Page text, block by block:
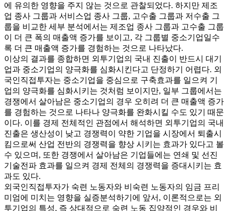
에 유의한 영향을 주지 않는 것으로 관찰되었다. 하지만 제조
업 종사 그룹과 서비스업 종사 그룹, 고수출 그룹과 저수출 그
룹을 비교한 세부 분석에서는 제조업 종사 그룹과 고수출 그룹
이 더 큰 폭의 매출액 증가를 보이고, 각 그룹별 중소기업일수
록 더 큰 매출액 증가를 경험하는 것으로 나타났다.
이상의 결과를 종합하면 외투기업의 국내 진출이 반드시 대기
업과 중소기업의 양극화를 심화시킨다고 단정하기 어렵다. 외
국인직접투자는 중소기업을 중심으로 구축효과를 일으켜 기
업의 양극화를 심화시키는 것처럼 보이지만, 일부 그룹에서는
경쟁에서 살아남은 중소기업의 경우 오히려 더 큰 매출액 증가
를 경험하는 것으로 나타나 양극화를 완화시킬 수도 있기 때문
이다. 이를 경제 전체적인 관점에서 해석하면 외투기업의 국내
진출은 생산성이 낮고 경쟁력이 약한 기업을 시장에서 퇴출시
킴으로써 산업 전반의 경쟁력을 향상 시키는 효과가 있다고 볼
수 있으며, 또한 경쟁에서 살아남은 기업들에는 연쇄 및 선진
기술전파 효과를 일으켜 경제 전체의 경쟁력을 증대시키는 효
과도 있다.
외국인직접투자가 숙련 노동자와 비숙련 노동자의 임금 프리
미엄에 미치는 영향을 실증분석하기에 앞서, 이론적으로는 외
투기업의 특성, 즉 상대적으로 숙련 노동 집약적인 경우와 비